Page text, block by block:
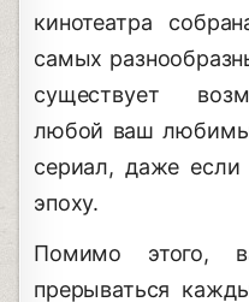
кинотеатра
самых
существует
любой ваш
сериал, даже если
эпоху.
Помимо этого,
прерываться